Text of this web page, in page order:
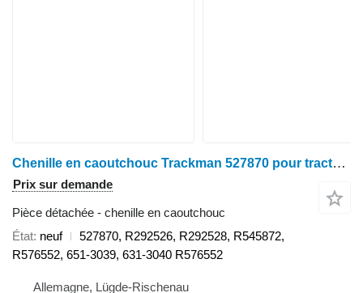
Chenille en caoutchouc Trackman 527870 pour tracteur à chenilles John Deere 527870, R292526, R292528, R545872, R576552, 651-3039, 631-3040 für JOHN DEERE 8100T, 8110T, 8120T, 8200T, 8210T, 8220T, 8230T, 8300T, 8310T, 8320T, 8330T, 8400T, 8410T, 8420T, 8430T, 8520T
Prix sur demande
Pièce détachée - chenille en caoutchouc
État neuf
527870, R292526, R292528, R545872,
R576552, 651-3039, 631-3040 R576552
Allemagne, Lügde-Rischenau